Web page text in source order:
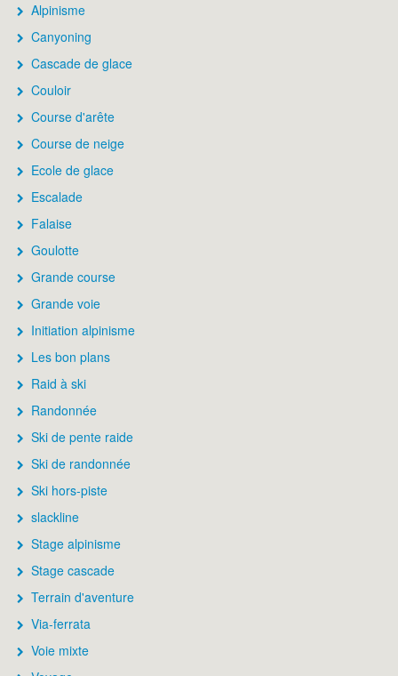
Alpinisme
Canyoning
Cascade de glace
Couloir
Course d'arête
Course de neige
Ecole de glace
Escalade
Falaise
Goulotte
Grande course
Grande voie
Initiation alpinisme
Les bon plans
Raid à ski
Randonnée
Ski de pente raide
Ski de randonnée
Ski hors-piste
slackline
Stage alpinisme
Stage cascade
Terrain d'aventure
Via-ferrata
Voie mixte